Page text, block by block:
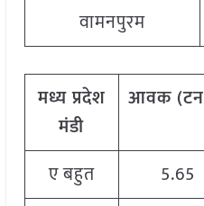
वामनपुरम
मध्य प्रदेश
मंडी
आवक(टन
ए बहुत 5.65